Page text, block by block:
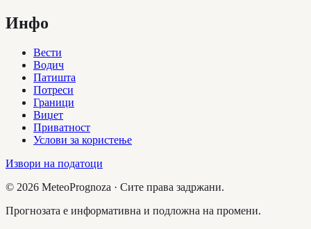
Инфо
Вести
Водич
Патишта
Потреси
Граници
Виџет
Приватност
Услови за користење
Извори на податоци
© 2026 MeteoPrognoza · Сите права задржани.
Прогнозата е информативна и подложна на промени.